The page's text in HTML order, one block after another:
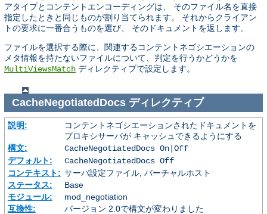
アタイプとコンテントエンコーディングは、 そのファイル名を直接
指定したときと同じものが割り当てられます。 それからクライアン
トの要求に一番合うものを選び、 そのドキュメントを返します。
ファイルを選択する際に、関連するコンテントネゴシエーションの
メタ情報を持たないファイルについて、判定を行うかどうかを
MultiViewsMatch ディレクティブで設定します。
CacheNegotiatedDocsディレクティブ
説明:
コンテントネゴシエーションされたドキュメントを
プロキシサーバが キャッシュできるようにする
構文:
CacheNegotiatedDocs On|Off
デフォルト:
CacheNegotiatedDocs Off
コンテキスト: サーバ設定ファイル, バーチャルホスト
ステータス:
Base
モジュール:
mod_negotiation
互換性:
バージョン 2.0で構文が変わりました